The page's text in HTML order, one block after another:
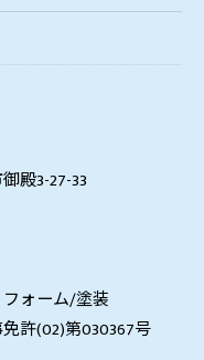
殿3-27-33
ォーム/塗装
許(02)第030367号